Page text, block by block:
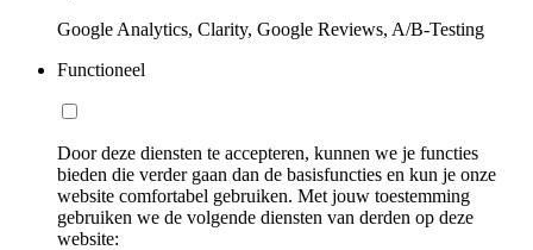
Google Analytics, Clarity, Google Reviews, A/B-Testing
Functioneel
Door deze diensten te accepteren, kunnen we je functies
bieden die verder gaan dan de basisfuncties en kun je onze
website comfortabel gebruiken. Met jouw toestemming
gebruiken we de volgende diensten van derden op deze
website: